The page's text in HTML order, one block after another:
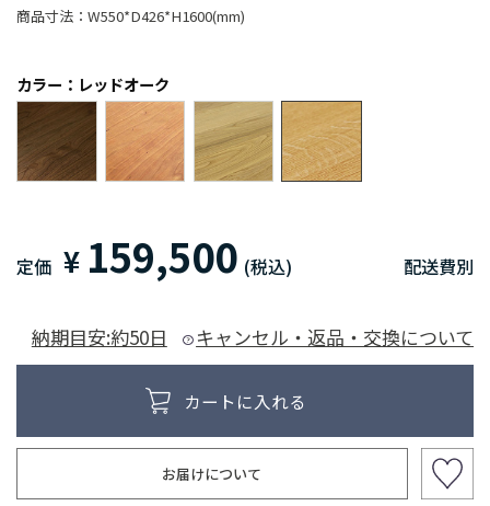
商品寸法： W550*D426*H1600(mm)
カラー：レッドオーク
定価 ¥ 159,500 (税込) 配送費別
納期目安:約50日 キャンセル・返品・交換について
お届けについて